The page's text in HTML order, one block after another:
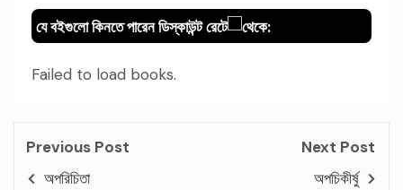
যে বইগুলো কিনতে পারেন ডিস্কাউন্ট রেটে থেকে:
Failed to load books.
Previous Post
অপরিচিতা
Next Post
অপচিকীর্ষু